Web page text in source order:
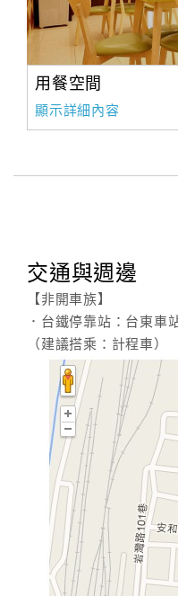
用餐空間
顯示詳細內容
交通與週邊
【非開車族】
．台鐵停靠站：台東車
（建議搭乘：計程車）